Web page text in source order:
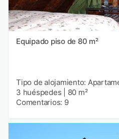
Equipado piso de 80 m²
Tipo de alojamiento:
3 huéspedes
80 m²
Comentarios: 9